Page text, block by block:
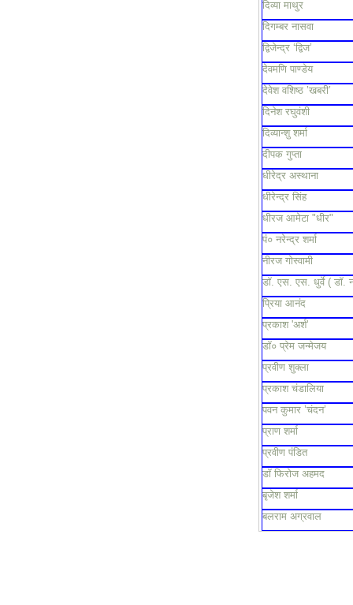
दिव्या माथुर
दिगम्बर नासवा
द्विजेन्द्र ‘द्विज’
देवमणि पाण्डेय
देवेश वशिष्ठ ’खबरी’
दिनेश रघुवंशी
दिव्यान्शु शर्मा
दीपक गुप्ता
धीरेद्र अस्थाना
धीरेन्द्र सिंह
धीरज आमेटा "धीर"
पं० नरेन्द्र शर्मा
नीरज गोस्वामी
डॉ. एस. एस. धुर्वे ( डॉ.
प्रिया आनंद
प्रकाश 'अर्श'
डॉ० प्रेम जन्मेजय
प्रवीण शुक्ला
प्रकाश चंडालिया
पवन कुमार ’चंदन’
प्राण शर्मा
प्रवीण पंडित
डॉ फिरोज अहमद
बृजेश शर्मा
बलराम अग्रवाल